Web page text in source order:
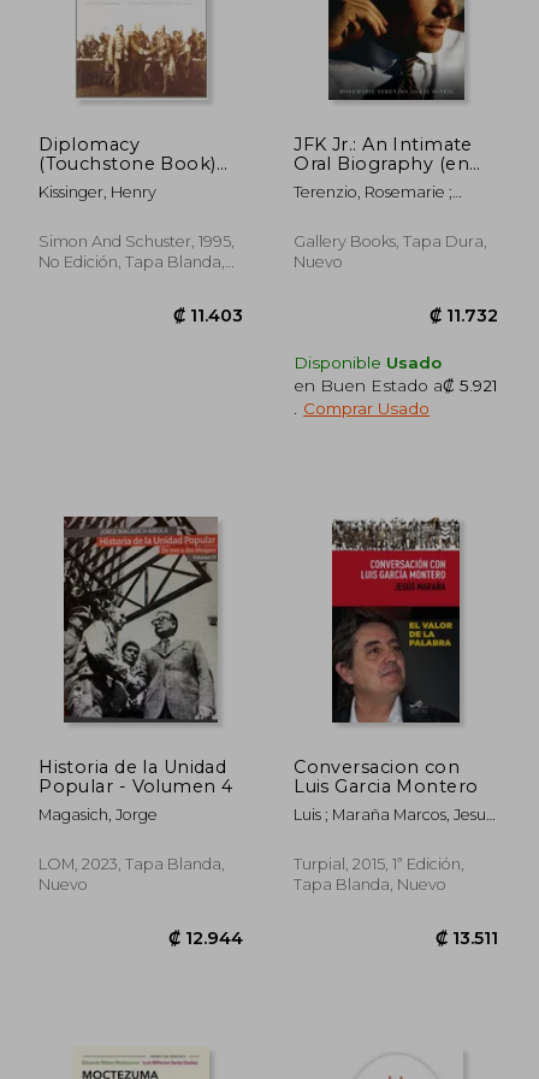
₡ 16.622
₡ 17.443
Diplomacy
(Touchstone Book)
(en Inglés)
Kissinger, Henry
Simon And Schuster, 1995,
No Edición, Tapa Blanda,
JFK Jr.: An Intimate
Oral Biography (en
Inglés)
Terenzio, Rosemarie ;
Gallery Books, Tapa Dura,
Nuevo
Disponible Usado
en Buen Estado a₡ 5.921
Comprar Usado
Historia de la Unidad
Popular - Volumen 4
Magasich, Jorge
LOM, 2023, Tapa Blanda,
Nuevo
Conversacion con
Luis Garcia Montero
Luis ; Maraña Marcos, Jesus
Turpial, 2015, 1ª Edición,
Tapa Blanda, Nuevo